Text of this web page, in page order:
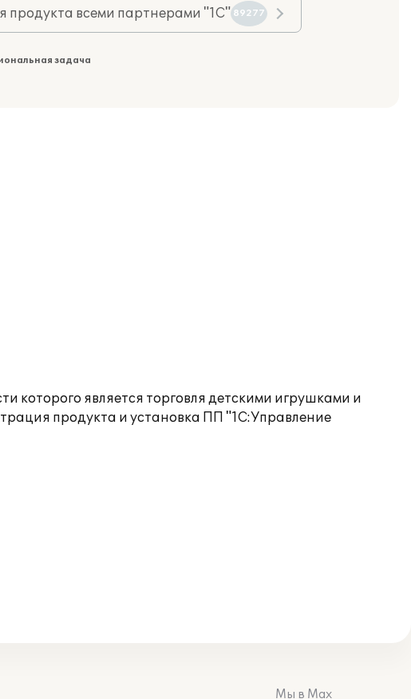
продукта всеми партнерами "1С" 89277
задача
которого является торговля детскими игрушками и
продукта и установка ПП "1С:Управление
Мы в Max